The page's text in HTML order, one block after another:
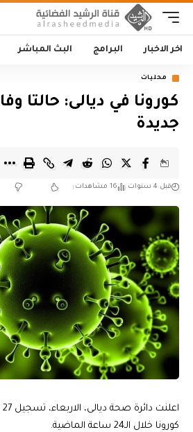
اخر الاخبار البرامج البث المباشر
محليات
جديدة
قبل 4 سنوات 16 مشاهدات
كورونا خلال الـ24 ساعة الماضية.